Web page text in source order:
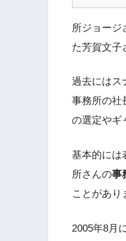
所ジョージ
た芳賀文子
過去にはス
事務所の社
の選定やギ
基本的には
所さんの事
ことがあり
2005年8月